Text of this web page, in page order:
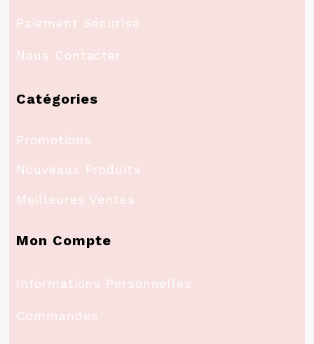
Paiement Sécurisé
Nous Contacter
Catégories
Promotions
Nouveaux Produits
Meilleures Ventes
Mon Compte
Informations Personnelles
Commandes